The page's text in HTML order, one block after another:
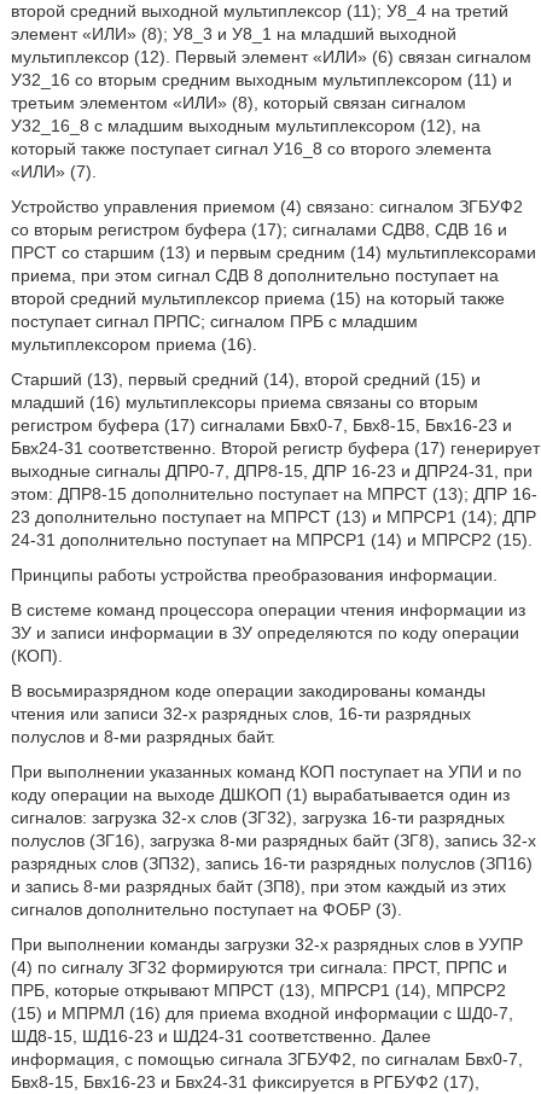
второй средний выходной мультиплексор (11); У8_4 на третий
элемент «ИЛИ» (8); У8_3 и У8_1 на младший выходной
мультиплексор (12). Первый элемент «ИЛИ» (6) связан сигналом
У32_16 со вторым средним выходным мультиплексором (11) и
третьим элементом «ИЛИ» (8), который связан сигналом
У32_16_8 с младшим выходным мультиплексором (12), на
который также поступает сигнал У16_8 со второго элемента
«ИЛИ» (7).
Устройство управления приемом (4) связано: сигналом ЗГБУФ2
со вторым регистром буфера (17); сигналами СДВ8, СДВ 16 и
ПРСТ со старшим (13) и первым средним (14) мультиплексорами
приема, при этом сигнал СДВ 8 дополнительно поступает на
второй средний мультиплексор приема (15) на который также
поступает сигнал ПРПС; сигналом ПРБ с младшим
мультиплексором приема (16).
Старший (13), первый средний (14), второй средний (15) и
младший (16) мультиплексоры приема связаны со вторым
регистром буфера (17) сигналами Бвх0-7, Бвх8-15, Бвх16-23 и
Бвх24-31 соответственно. Второй регистр буфера (17) генерирует
выходные сигналы ДПР0-7, ДПР8-15, ДПР 16-23 и ДПР24-31, при
этом: ДПР8-15 дополнительно поступает на МПРСТ (13); ДПР 16-
23 дополнительно поступает на МПРСТ (13) и МПРСР1 (14); ДПР
24-31 дополнительно поступает на МПРСР1 (14) и МПРСР2 (15).
Принципы работы устройства преобразования информации.
В системе команд процессора операции чтения информации из
ЗУ и записи информации в ЗУ определяются по коду операции
(КОП).
В восьмиразрядном коде операции закодированы команды
чтения или записи 32-х разрядных слов, 16-ти разрядных
полуслов и 8-ми разрядных байт.
При выполнении указанных команд КОП поступает на УПИ и по
коду операции на выходе ДШКОП (1) вырабатывается один из
сигналов: загрузка 32-х слов (ЗГ32), загрузка 16-ти разрядных
полуслов (ЗГ16), загрузка 8-ми разрядных байт (ЗГ8), запись 32-х
разрядных слов (ЗП32), запись 16-ти разрядных полуслов (ЗП16)
и запись 8-ми разрядных байт (ЗП8), при этом каждый из этих
сигналов дополнительно поступает на ФОБР (3).
При выполнении команды загрузки 32-х разрядных слов в УУПР
(4) по сигналу ЗГ32 формируются три сигнала: ПРСТ, ПРПС и
ПРБ, которые открывают МПРСТ (13), МПРСР1 (14), МПРСР2
(15) и МПРМЛ (16) для приема входной информации с ШД0-7,
ШД8-15, ШД16-23 и ШД24-31 соответственно. Далее
информация, с помощью сигнала ЗГБУФ2, по сигналам Бвх0-7,
Бвх8-15, Бвх16-23 и Бвх24-31 фиксируется в РГБУФ2 (17),